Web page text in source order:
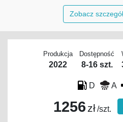
Zobacz
Produkcja
2022
Dostępność
8-16 szt.
D A
1256 zł/szt.